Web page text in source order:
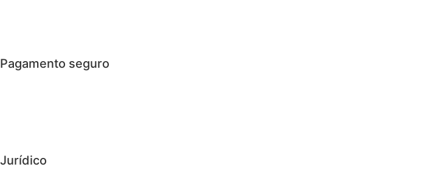
Pagamento seguro
Jurídico